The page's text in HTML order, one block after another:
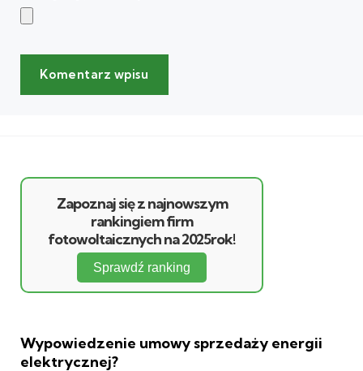
Zapoznaj się z najnowszym
rankingiem firm
fotowoltaicznych na 2025rok!
Sprawdź ranking
Wypowiedzenie umowy sprzedaży energii
elektrycznej?